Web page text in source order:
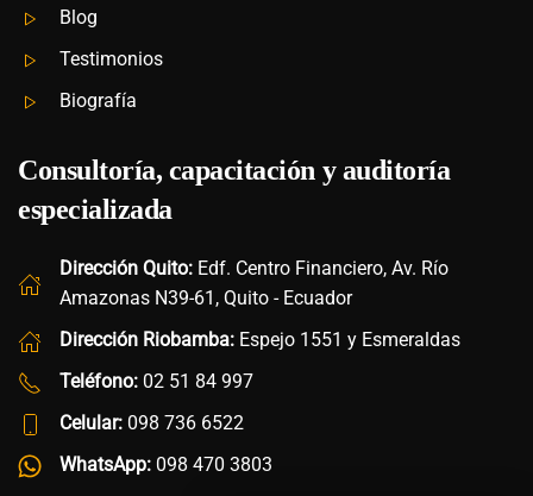
Blog
Testimonios
Biografía
Consultoría, capacitación y auditoría
especializada
Dirección Quito: Edf. Centro Financiero, Av. Río
Amazonas N39-61, Quito - Ecuador
Dirección Riobamba: Espejo 1551 y Esmeraldas
Teléfono: 02 51 84 997
Celular: 098 736 6522
WhatsApp: 098 470 3803